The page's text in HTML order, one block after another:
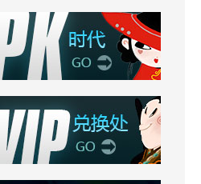
腾讯微博 新浪微博